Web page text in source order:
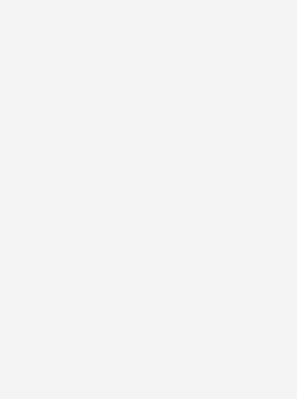
微な誤りがあった場合も、受講料金の返金
、当協会から訂正または補足の案内がある
受講するものとします。
中央区問屋町3-1-1104
ーライフ協会 築山 宛
、申し込んだ講座日程の全部または一部を
可能な場合に限り、次回開催講座へ無料で
への振替」とは、当協会が通常の講座日
替ではなく、受講者のために通常の講座日
て振替講座を行う場合を「個別振替」とい
につき1回まで無料とします。
は、個別振替1回につき5,000円の個別振替